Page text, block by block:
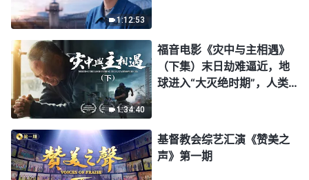
1:12:53
1:34:40
福音电影《灾中与主相遇》
（下集）末日劫难逼近，地
球进入“大灭绝时期”，人类
基督教会综艺汇演《赞美之
声》第一期